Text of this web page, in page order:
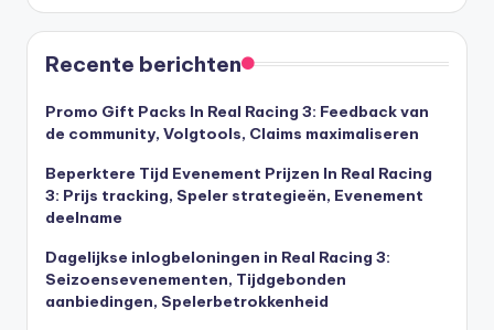
Recente berichten
Promo Gift Packs In Real Racing 3: Feedback van
de community, Volgtools, Claims maximaliseren
Beperktere Tijd Evenement Prijzen In Real Racing
3: Prijs tracking, Speler strategieën, Evenement
deelname
Dagelijkse inlogbeloningen in Real Racing 3:
Seizoensevenementen, Tijdgebonden
aanbiedingen, Spelerbetrokkenheid